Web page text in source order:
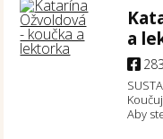
a
283
Aby